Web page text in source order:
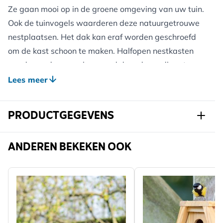
Ze gaan mooi op in de groene omgeving van uw tuin.
Ook de tuinvogels waarderen deze natuurgetrouwe
nestplaatsen. Het dak kan eraf worden geschroefd
om de kast schoon te maken. Halfopen nestkasten
worden onder meer bewoond door de roodborst,
grauwe vliegenvanger, winterkoning, witte
Het is een natuurlijk product, dus de afmetingen
kunnen variëren.
Lees meer
PRODUCTGEGEVENS
Art.nr. 907720119
Breedte 156 mm
Hoogte 223 mm
ANDEREN BEKEKEN OOK